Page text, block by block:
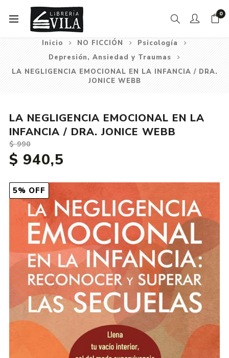
0
Inicio NO FICCIÓN
Psicología
Depresión, Ansiedad y Traumas
LA NEGLIGENCIA EMOCIONAL EN LA INFANCIA / DRA.
JONICE WEBB
5% OFF
LA NEGLIGENCIA EMOCIONAL EN LA
INFANCIA / DRA. JONICE WEBB
$ 990
$ 940,5